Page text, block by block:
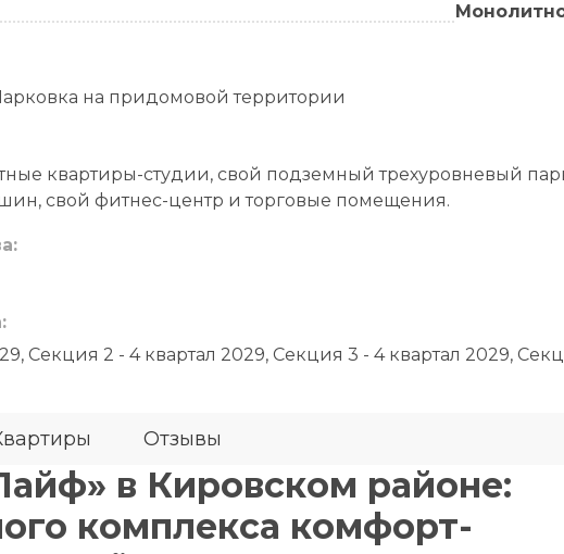
на придомовой территории
квартиры-студии, свой подземный трехуровневый
свой фитнес-центр и торговые помещения.
Секция 2 - 4 квартал 2029, Секция 3 - 4 квартал 2029,
Отзывы
в Кировском районе:
комплекса комфорт-